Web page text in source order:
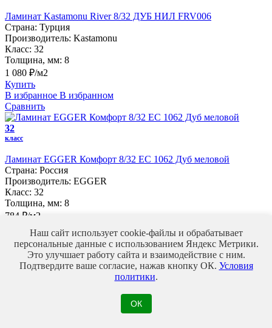
Ламинат Kastamonu River 8/32 ДУБ НИЛ FRV006
Страна: Турция
Производитель: Kastamonu
Класс: 32
Толщина, мм: 8
1 080 ₽/м2
Купить
В избранное В избранном
Сравнить
32
класс
Ламинат EGGER Комфорт 8/32 EC 1062 Дуб меловой
Страна: Россия
Производитель: EGGER
Класс: 32
Толщина, мм: 8
784 ₽/м2
Купить
В избранное В избранном
Сравнить
Ламинат La Moena Valoroso Hasan 12/33 Дуб Барбарино
Наш сайт использует cookie-файлы и обрабатывает
персональные данные с использованием Яндекс Метрики.
Это улучшает работу сайта и взаимодействие с ним.
Подтвердите ваше согласие, нажав кнопку ОК. Условия
политики.
ОК